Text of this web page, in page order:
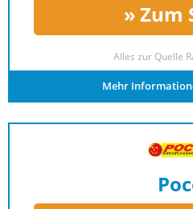
Zum
Alles zur Quelle
Mehr